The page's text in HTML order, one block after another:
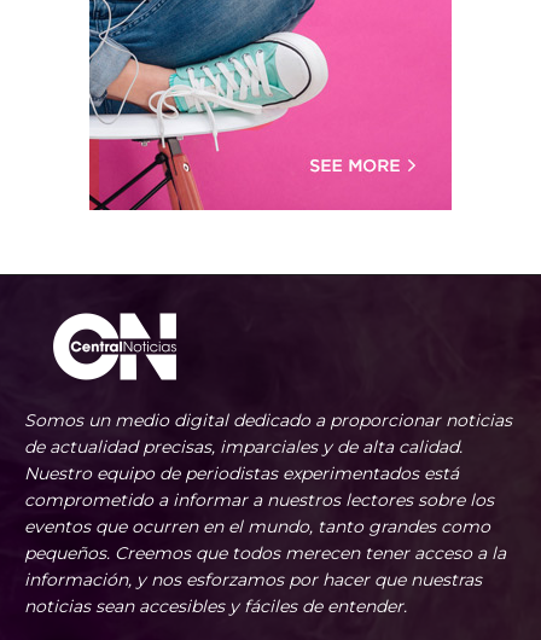
Somos un medio digital dedicado a proporcionar noticias
de actualidad precisas, imparciales y de alta calidad.
Nuestro equipo de periodistas experimentados está
comprometido a informar a nuestros lectores sobre los
eventos que ocurren en el mundo, tanto grandes como
pequeños. Creemos que todos merecen tener acceso a la
información, y nos esforzamos por hacer que nuestras
noticias sean accesibles y fáciles de entender.